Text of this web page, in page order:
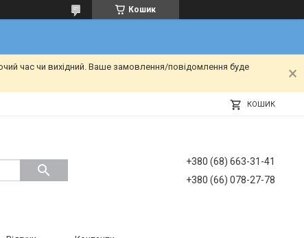
Кошик
час чи вихідний. Ваше замовлення/повідомлення буде
КОШИК
+380 (68) 663-31-41
+380 (66) 078-27-78